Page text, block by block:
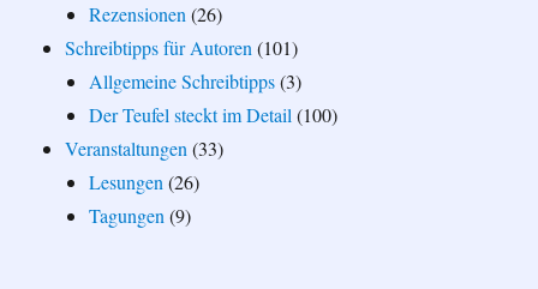
Rezensionen (26)
Schreibtipps für Autoren (101)
Allgemeine Schreibtipps(3)
Der Teufel steckt im Detail (100)
Veranstaltungen (33)
Lesungen (26)
Tagungen (9)